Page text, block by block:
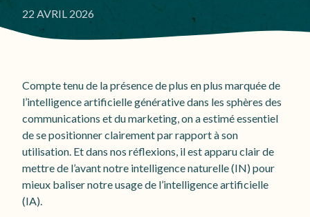
22 AVRIL 2026
Compte tenu de la présence de plus en plus marquée de
l’intelligence artificielle générative dans les sphères des
communications et du marketing, on a estimé essentiel
de se positionner clairement par rapport à son
utilisation. Et dans nos réflexions, il est apparu clair de
mettre de l’avant notre intelligence naturelle (IN) pour
mieux baliser notre usage de l’intelligence artificielle
(IA).